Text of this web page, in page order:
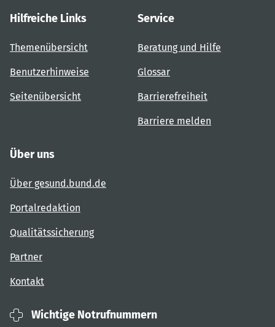
Hilfreiche Links
Themenübersicht
Benutzerhinweise
Seitenübersicht
Service
Beratung und Hilfe
Glossar
Barrierefreiheit
Barriere melden
Über uns
Über gesund.bund.de
Portalredaktion
Qualitätssicherung
Partner
Kontakt
Wichtige Notrufnummern